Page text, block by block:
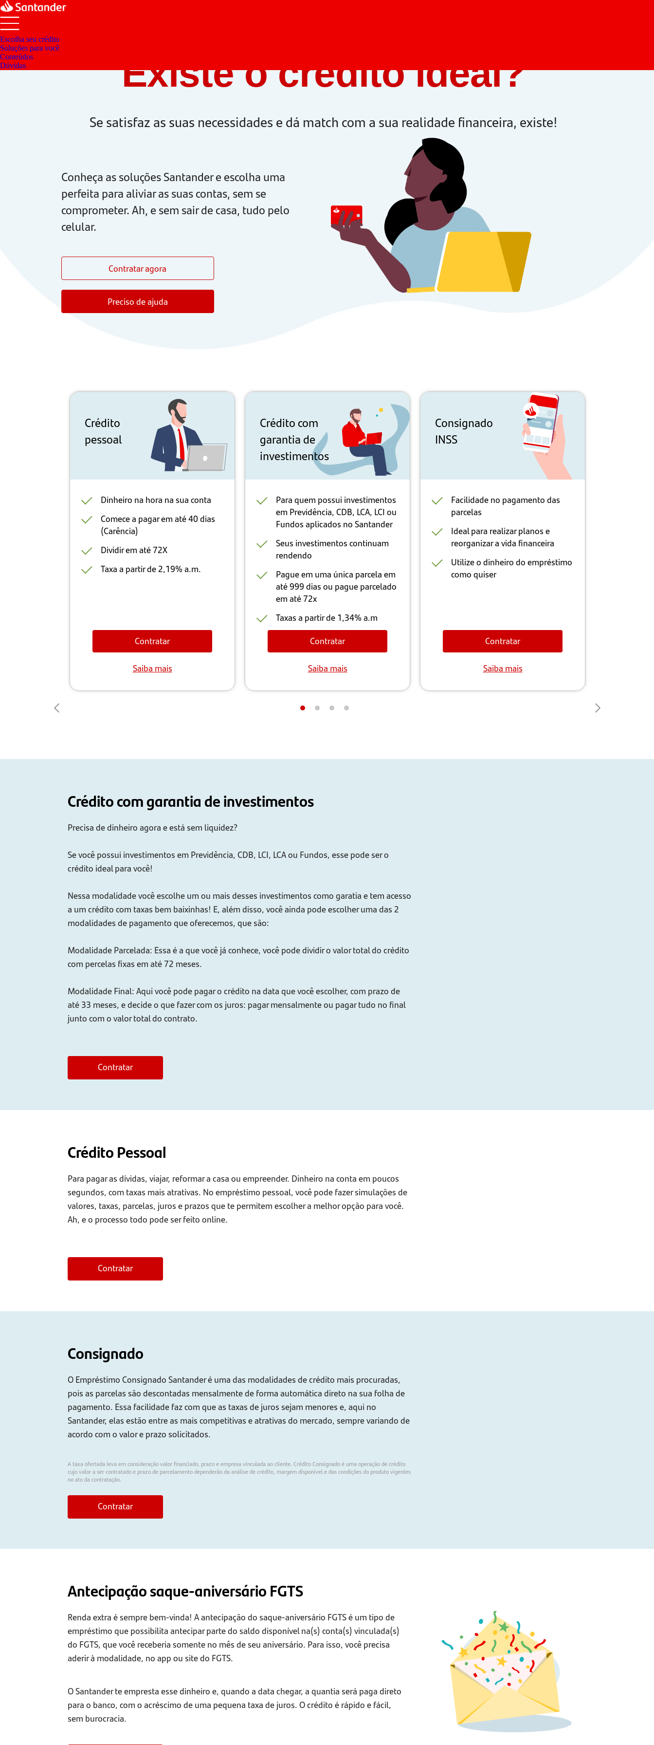
Escolha seu crédito
Soluções para você
Conteúdos
Dúvidas
Existe o crédito ideal?
Se satisfaz as suas necessidades e dá match com a sua realidade financeira, existe!
Conheça as soluções Santander e escolha uma
perfeita para aliviar as suas contas, sem se
comprometer. Ah, e sem sair de casa, tudo pelo
celular.
Contratar agora
Preciso de ajuda
Crédito
pessoal
Dinheiro na hora na sua conta
Comece a pagar em até 40 dias
(Carência)
Dividir em até 72X
Taxa a partir de 2,19% a.m.
Contratar
Saiba mais
Crédito com
garantia de
investimentos
Para quem possui investimentos
em Previdência, CDB, LCA, LCI ou
Fundos aplicados no Santander
Seus investimentos continuam
rendendo
Pague em uma única parcela em
até 999 dias ou pague parcelado
em até 72x
Taxas a partir de 1,34% a.m
Contratar
Saiba mais
Consignado
INSS
Facilidade no pagamento das
parcelas
Ideal para realizar planos e
reorganizar a vida financeira
Utilize o dinheiro do empréstimo
como quiser
Contratar
Saiba mais
Crédito com garantia de investimentos
Precisa de dinheiro agora e está sem liquidez?
Se você possui investimentos em Previdência, CDB, LCI, LCA ou Fundos, esse pode ser o
crédito ideal para você!
Nessa modalidade você escolhe um ou mais desses investimentos como garatia e tem acesso
a um crédito com taxas bem baixinhas! E, além disso, você ainda pode escolher uma das 2
modalidades de pagamento que oferecemos, que são:
Modalidade Parcelada: Essa é a que você já conhece, você pode dividir o valor total do crédito
com percelas fixas em até 72 meses.
Modalidade Final: Aqui você pode pagar o crédito na data que você escolher, com prazo de
até 33 meses, e decide o que fazer com os juros: pagar mensalmente ou pagar tudo no final
junto com o valor total do contrato.
Contratar
Crédito Pessoal
Para pagar as dívidas, viajar, reformar a casa ou empreender. Dinheiro na conta em poucos
segundos, com taxas mais atrativas. No empréstimo pessoal, você pode fazer simulações de
valores, taxas, parcelas, juros e prazos que te permitem escolher a melhor opção para você.
Ah, e o processo todo pode ser feito online.
Contratar
Consignado
O Empréstimo Consignado Santander é uma das modalidades de crédito mais procuradas,
pois as parcelas são descontadas mensalmente de forma automática direto na sua folha de
pagamento. Essa facilidade faz com que as taxas de juros sejam menores e, aqui no
Santander, elas estão entre as mais competitivas e atrativas do mercado, sempre variando de
acordo com o valor e prazo solicitados.
A taxa ofertada leva em consideração valor financiado, prazo e empresa vinculada ao cliente. Crédito Consignado é uma operação de crédito
cujo valor a ser contratado e prazo de parcelamento dependerão da análise de crédito, margem disponível e das condições do produto vigentes
no ato da contratação.
Contratar
Antecipação saque-aniversário FGTS
Renda extra é sempre bem-vinda! A antecipação do saque-aniversário FGTS é um tipo de
empréstimo que possibilita antecipar parte do saldo disponível na(s) conta(s) vinculada(s)
do FGTS, que você receberia somente no mês de seu aniversário. Para isso, você precisa
aderir à modalidade, no app ou site do FGTS.
O Santander te empresta esse dinheiro e, quando a data chegar, a quantia será paga direto
para o banco, com o acréscimo de uma pequena taxa de juros. O crédito é rápido e fácil,
sem burocracia.